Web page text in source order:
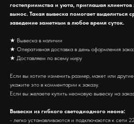
гостеприимства и уюта, приглашая
вынос. Такая вывеска помогает выделиться
заведение заметным в любое время суток.
★ Вывеска в наличии
★ Оперативная доставка в день оформления
★ Доставляем по всему миру
Если вы хотите изменить размер, макет или
укажите это в комментарии к заказу.
Если вы желаете купить неоновую вывеску на
Вывески из гибкого светодиодного неона:
- легко устанавливаются и подключаются к сети